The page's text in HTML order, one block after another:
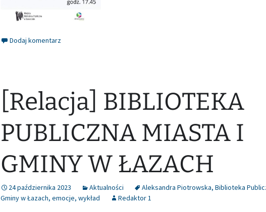
Dodaj komentarz
[Relacja] BIBLIOTEKA
PUBLICZNA MIASTA I
GMINY W ŁAZACH
24 października 2023 Aktualności Aleksandra Piotrowska, Biblioteka
Gminy w Łazach, emocje, wykład Redaktor 1